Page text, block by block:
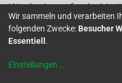
Wuchs ist aufrecht bis
Trieben, die mehrmals
Diese Fuchsie
kräftige Hochstämme.
Wir sammeln und verarbeiten
folgenden Zwecke: Besucher
Essentiell .
Einstellungen...